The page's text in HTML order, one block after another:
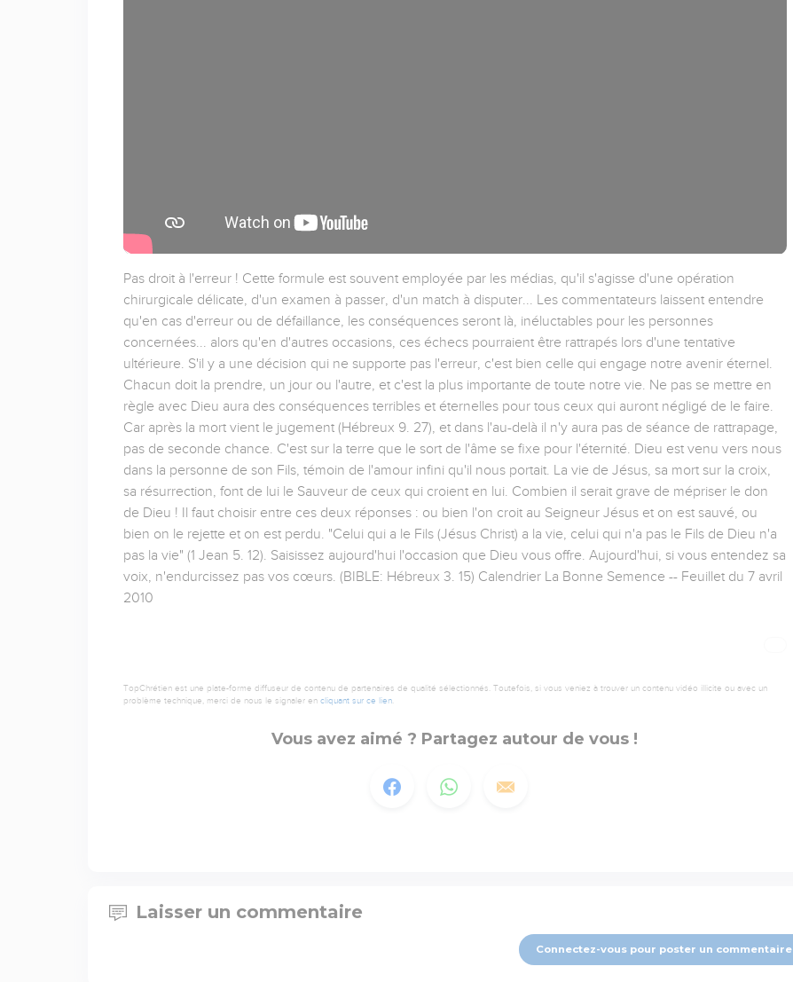
Pas droit à l'erreur ! Cette formule est souvent employée par les médias, qu'il s'agisse d'une opération
chirurgicale délicate, d'un examen à passer, d'un match à disputer... Les commentateurs laissent entendre
qu'en cas d'erreur ou de défaillance, les conséquences seront là, inéluctables pour les personnes
concernées... alors qu'en d'autres occasions, ces échecs pourraient être rattrapés lors d'une tentative
ultérieure. S'il y a une décision qui ne supporte pas l'erreur, c'est bien celle qui engage notre avenir éternel.
Chacun doit la prendre, un jour ou l'autre, et c'est la plus importante de toute notre vie. Ne pas se mettre en
règle avec Dieu aura des conséquences terribles et éternelles pour tous ceux qui auront négligé de le faire.
Car après la mort vient le jugement (Hébreux 9. 27), et dans l'au-delà il n'y aura pas de séance de rattrapage,
pas de seconde chance. C'est sur la terre que le sort de l'âme se fixe pour l'éternité. Dieu est venu vers nous
dans la personne de son Fils, témoin de l'amour infini qu'il nous portait. La vie de Jésus, sa mort sur la croix,
sa résurrection, font de lui le Sauveur de ceux qui croient en lui. Combien il serait grave de mépriser le don
de Dieu ! Il faut choisir entre ces deux réponses : ou bien l'on croit au Seigneur Jésus et on est sauvé, ou
bien on le rejette et on est perdu. "Celui qui a le Fils (Jésus Christ) a la vie, celui qui n'a pas le Fils de Dieu n'a
pas la vie" (1 Jean 5. 12). Saisissez aujourd'hui l'occasion que Dieu vous offre. Aujourd'hui, si vous entendez sa
voix, n'endurcissez pas vos cœurs. (BIBLE: Hébreux 3. 15) Calendrier La Bonne Semence -- Feuillet du 7 avril
2010
TopChrétien est une plate-forme diffuseur de contenu de partenaires de qualité sélectionnés. Toutefois, si vous veniez à trouver un contenu vidéo illicite ou avec un
problème technique, merci de nous le signaler en cliquant sur ce lien.
Vous avez aimé ? Partagez autour de vous !
Laisser un commentaire
Connectez-vous pour poster un commentaire